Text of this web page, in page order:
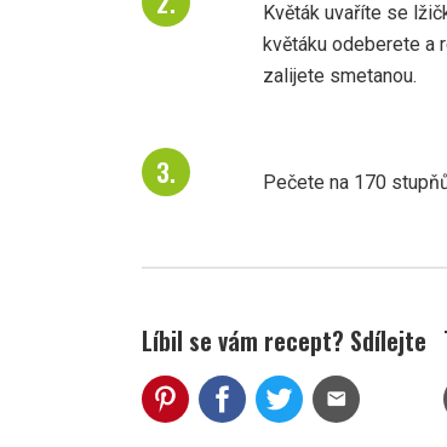
Květák uvaříte se
květáku odeberete a
zalijete smetanou.
Pečete na 170
Líbil se vám recept? Sdílejte
mail